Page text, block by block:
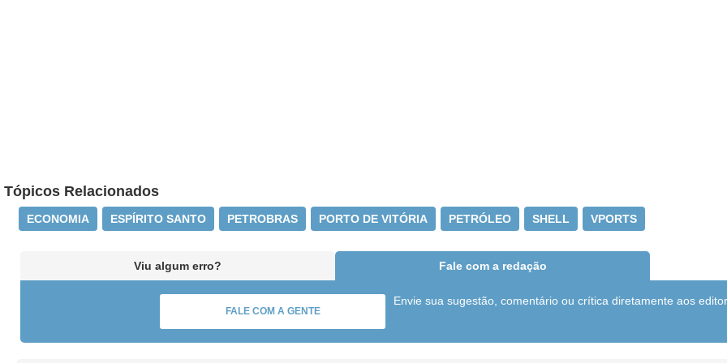
Tópicos Relacionados
ECONOMIA ESPÍRITO SANTO PETROBRAS PORTO DE VITÓRIA PETRÓLEO SHELL VPORTS
Viu algum erro? Fale com a redação
FALE COM A GENTE
Envie sua sugestão, comentário ou crítica diretamente aos